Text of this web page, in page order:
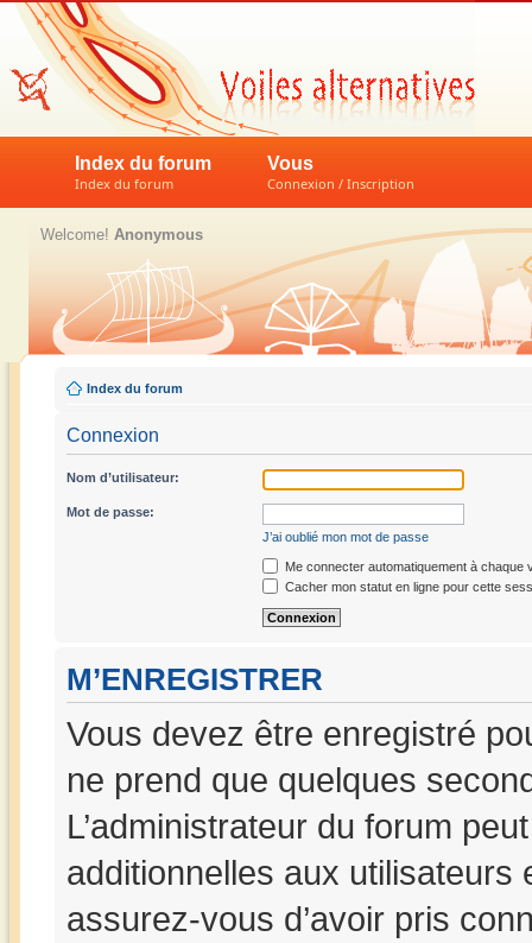
Index du forum
Index du forum
Vous
Connexion / Inscription
Welcome! Anonymous
Index du forum
Connexion
Nom d’utilisateur:
Mot de passe:
J’ai oublié mon mot de passe
Me connecter automatiquement à chaque
Cacher mon statut en ligne pour cette
M’ENREGISTRER
Vous devez être enregistré
ne prend que quelques
L’administrateur du forum
additionnelles aux utilisateurs
assurez-vous d’avoir pris